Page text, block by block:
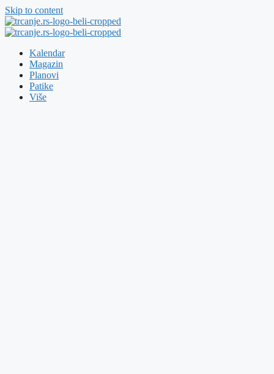
Skip to content
Kalendar
Magazin
Planovi
Patike
Više